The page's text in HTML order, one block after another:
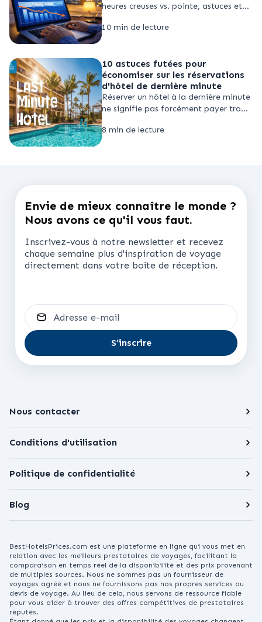
heures creuses vs. pointe, astuces et
10 min de lecture
10 astuces futées pour
économiser sur les réservations
d'hôtel de dernière minute
Réserver un hôtel à la dernière minute
ne signifie pas forcément payer trop
prix des hôtels évoluant constamment
8 min de lecture
Envie de mieux connaître le monde ?
Nous avons ce qu'il vous faut.
Inscrivez-vous à notre newsletter et recevez
chaque semaine plus d'inspiration de voyage
directement dans votre boîte de réception.
Adresse e-mail
S’inscrire
Nous contacter
Conditions d'utilisation
Politique de confidentialité
Blog
BestHotelsPrices.com est une plateforme en ligne qui vous met en
relation avec les meilleurs prestataires de voyages, facilitant la
comparaison en temps réel de la disponibilité et des prix provenant
de multiples sources. Nous ne sommes pas un fournisseur de
voyages agréé et nous ne fournissons pas nos propres services ou
devis de voyage. Au lieu de cela, nous servons de ressource fiable
pour vous aider à trouver des offres compétitives de prestataires
réputés.